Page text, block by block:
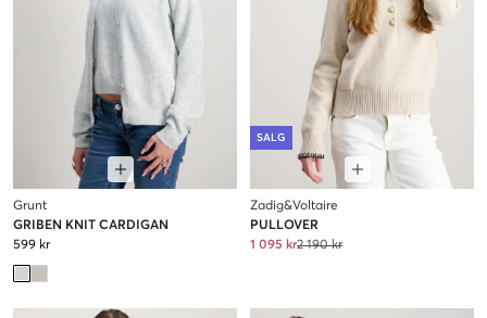
Grunt
GRIBEN KNIT CARDIGAN
599 kr
SALG
Zadig&Voltaire
PULLOVER
1 095 kr2 190 kr